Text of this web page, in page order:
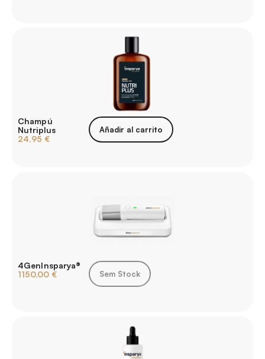
Champú
Nutriplus
24,95 €
Añadir al carrito
4GenInsparya®
1150,00 € Sem Stock